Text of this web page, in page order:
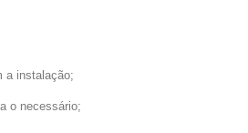
a instalação;
o necessário;